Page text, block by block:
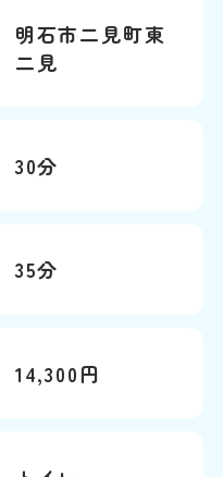
明石市二見町東
二見
30分
35分
14,300円